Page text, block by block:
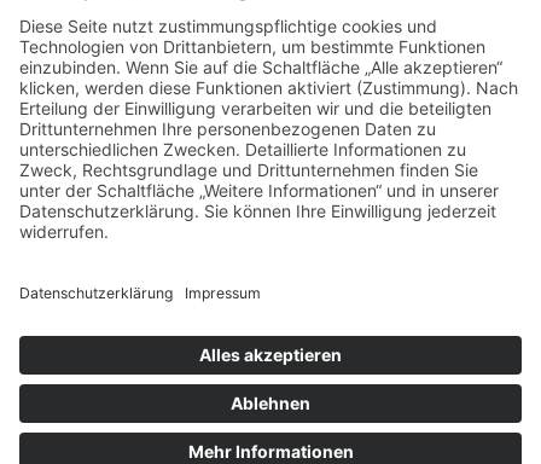
Newsletter abonnieren
Impressum
Teilnahmebedingungen